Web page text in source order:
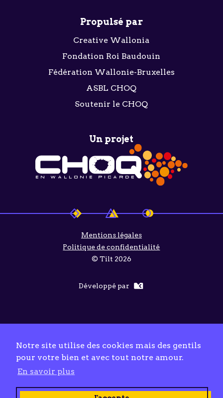
Propulsé par
Creative Wallonia
Fondation Roi Baudouin
Fédération Wallonie-Bruxelles
ASBL CHOQ
Soutenir le CHOQ
Un projet
Mentions légales
Politique de confidentialité
© Tilt 2026
Développé par
Notre site utilise des cookies mais des gentils
pour votre bien et avec tout notre amour.
En savoir plus